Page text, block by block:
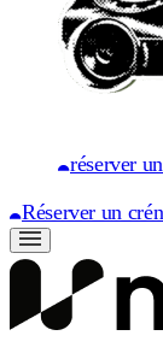
réserver
Réserver un